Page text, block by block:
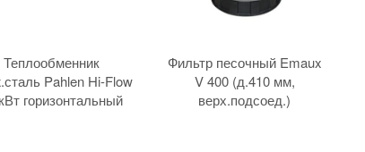
Теплообменник
Pahlen Hi-Flow
горизонтальный
Фильтр песочный Emaux
V 400 (д.410 мм,
верх.подсоед.)